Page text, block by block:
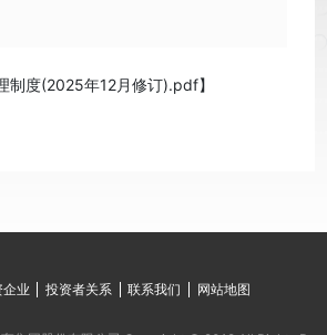
制度(2025年12月修订).pdf】
业 投资者关系 联系我们 网站地图